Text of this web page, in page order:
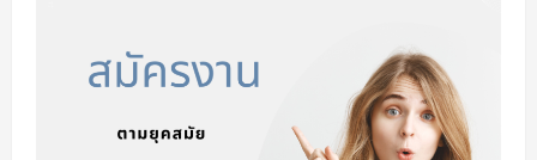
หา
งาน
จะ
ทำให้